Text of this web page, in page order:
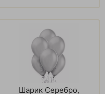
Шарик Серебро,